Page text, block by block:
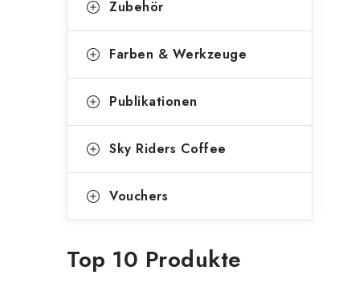
Zubehör
Farben & Werkzeuge
Publikationen
Sky Riders Coffee
Vouchers
Top 10 Produkte